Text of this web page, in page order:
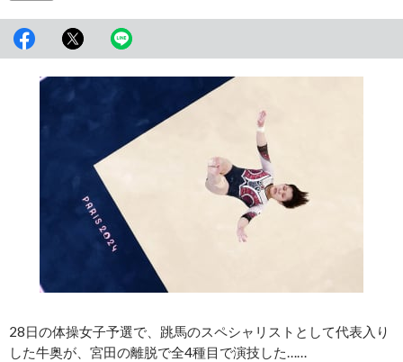
28日の体操女子予選で、跳馬のスペシャリストとして代表入り
した牛奥が、宮田の離脱で全4種目で演技した……